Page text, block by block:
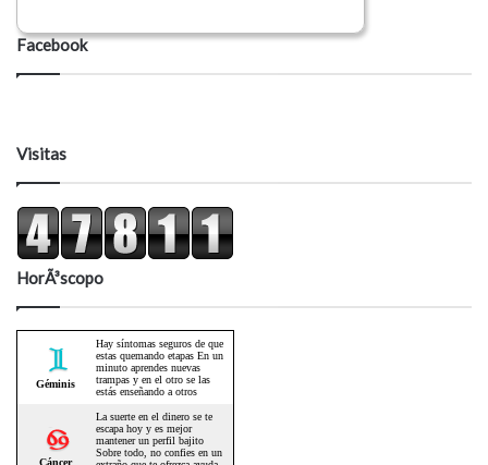
Facebook
Visitas
HorÃ³scopo